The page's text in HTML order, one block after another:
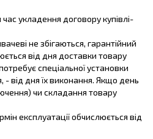
укладення договору купівлі-
не збігаються, гарантійний
від дня доставки товару
спеціальної установки
- від дня їх виконання. Якщо день
чи складання товару
експлуатації обчислюється від